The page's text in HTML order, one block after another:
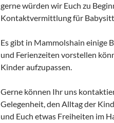
gerne würden wir Euch zu
Kontaktvermittlung für
Es gibt in Mammolshain einige
und Ferienzeiten vorstellen
Kinder aufzupassen.
Gerne können Ihr uns
Gelegenheit, den Alltag der
und Euch etwas Freiheiten im